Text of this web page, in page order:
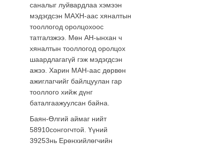
саналыг луйвардлаа хэмээн
мэдэгдсэн МАХН-аас хяналтын
тооллогод оролцохоос
татгалзжээ. Мөн АН-ынхан ч
хяналтын тооллогод оролцох
шаардлагагүй гэж мэдэгдсэн
ажээ. Харин МАН-аас дөрвөн
ажиглагчийг байлцуулан гар
тооллого хийж дүнг
баталгаажуулсан байна.
Баян-Өлгий аймаг нийт
58910сонгогчтой. Үүний
39253нь Ерөнхийлөгчийн